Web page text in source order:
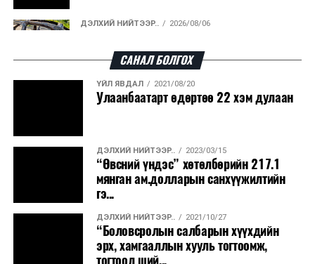
ДЭЛХИЙ НИЙТЭЭР.. 2026/08/06
захирлын автомашиныг дэлбэлжээ...
ҮЙЛ ЯВДАЛ
Сүхбаатар боомтоор тав хоногт 10 мянга гаруй
ДЭЛХИЙ НИЙТЭЭР.. 2026/08/06
Вашингтон мужийн ой хээрийн түймрийг
хяналтад авах ажил ахицтай байн...
ДЭЛХИЙ НИЙТЭЭР.. 2026/08/06
АНУ, Иран Ормузын хоолойг нээх тохиролцоонд
ойртож байна
САНАЛ БОЛГОХ
ҮЙЛ ЯВДАЛ 2021/08/20
Улаанбаатарт өдөртөө 22 хэм дулаан
ДЭЛХИЙ НИЙТЭЭР.. 2023/03/15
“Өвсний үндэс” хөтөлбөрийн 217.1
мянган ам.долларын санхүүжилтийн
гэ...
ДЭЛХИЙ НИЙТЭЭР.. 2021/10/27
“Боловсролын салбарын хүүхдийн
эрх, хамгааллын хууль тогтоомж,